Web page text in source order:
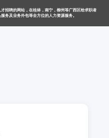
招聘的网站，在桂林，南宁，柳州等广西区给求职者
务及业务外包等全方位的人力资源服务。